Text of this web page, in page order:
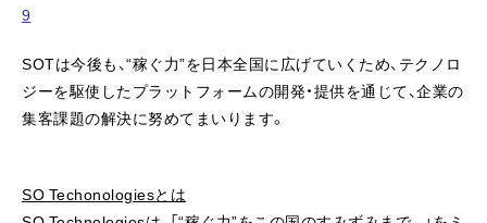
9
SOTは今後も、“稼ぐ力”を日本全国に広げていくため、テクノロ
ジーを駆使したプラットフォームの開発・提供を通じて、企業の
集客課題の解決に努めてまいります。
SO Techonologiesとは